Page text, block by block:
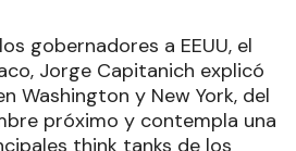
gobernadores a EEUU, el
Jorge Capitanich explicó
Washington y New York, del
próximo y contempla una
think tanks de los